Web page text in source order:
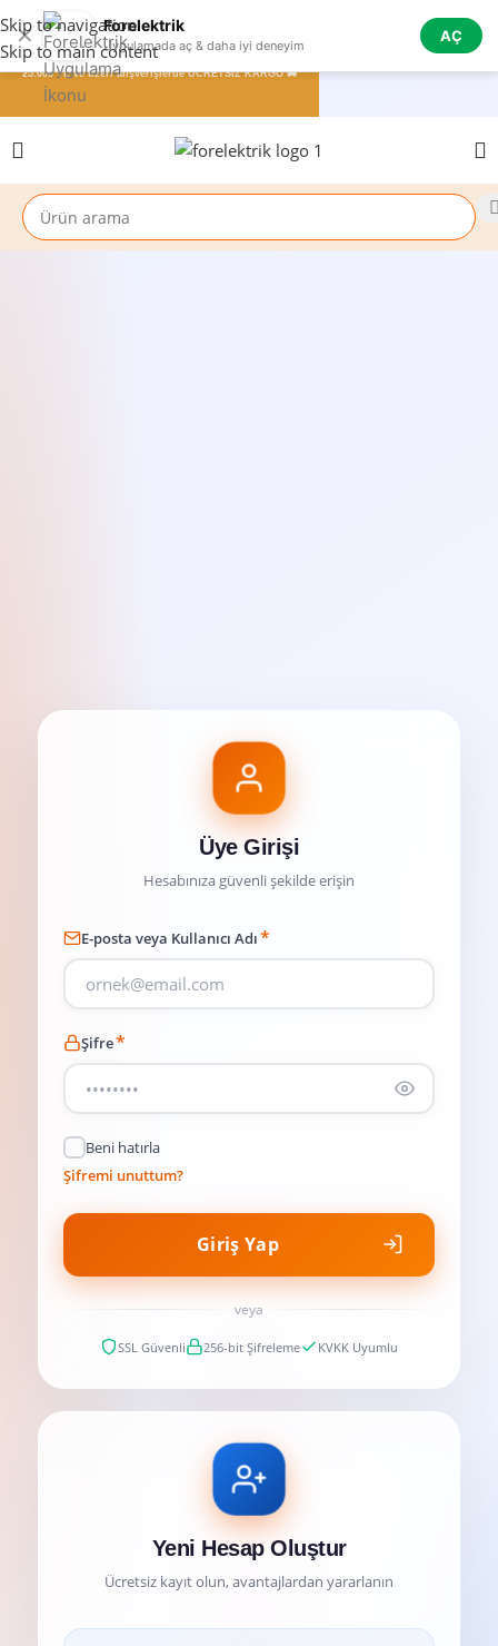
✕ Forelektrik
Uygulamada aç & daha iyi deneyim
AÇ
Skip to navigation
Skip to main content
Üye Girişi
Hesabınıza güvenli şekilde erişin
E-posta veya Kullanıcı Adı*
Şifre*
Beni hatırla
Şifremi unuttum?
Giriş Yap
veya
SSL Güvenli 256-bit Şifreleme KVKK Uyumlu
Yeni Hesap Oluştur
Ücretsiz kayıt olun, avantajlardan yararlanın
25.000 TL ve üzeri alışverişlerde ÜCRETSİZ KARGO 🚚